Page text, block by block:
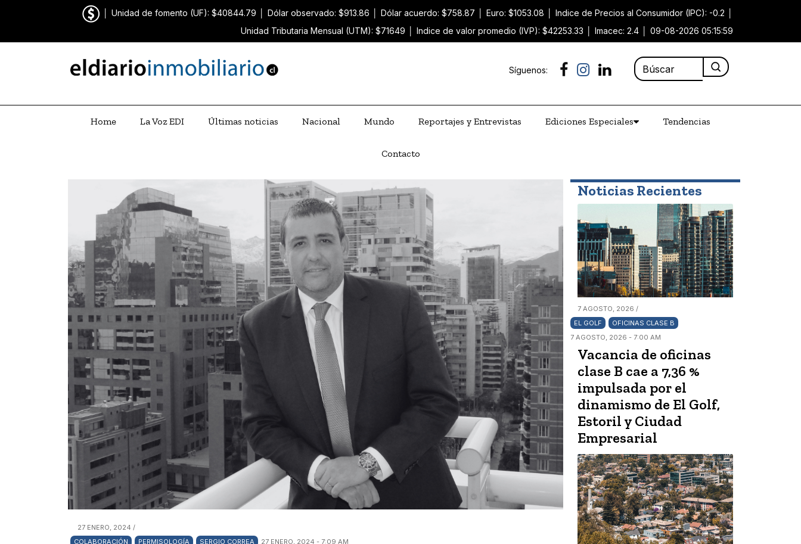
Unidad de fomento (UF): $40844.79 Dólar observado: $913.86 Dólar acuerdo: $758.87 Euro: $1053.08 Indice de Precios al Consumidor (IPC): -0.2
Unidad Tributaria Mensual (UTM): $71649
Indice de valor promedio (IVP): $42253.33 Imacec: 2.4 09-08-2026 05:15:59
Síguenos:
Home La Voz EDI Últimas noticias Nacional Mundo Reportajes y Entrevistas Ediciones Especiales Tendencias
Contacto
27 ENERO, 2024 /
COLABORACIÓN
PERMISOLOGÍA SERGIO CORREA 27 ENERO, 2024 - 7:09 AM
Noticias Recientes
7 AGOSTO, 2026 /
EL GOLF
OFICINAS CLASE B
7 AGOSTO, 2026 - 7:00 AM
Vacancia de oficinas
clase B cae a 7,36 %
impulsada por el
dinamismo de El Golf,
Estoril y Ciudad
Empresarial